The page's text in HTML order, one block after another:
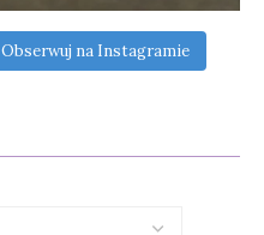
Obserwuj na Instagramie